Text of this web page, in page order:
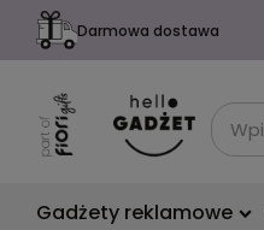
Darmowa dostawa
Gadżety reklamowe